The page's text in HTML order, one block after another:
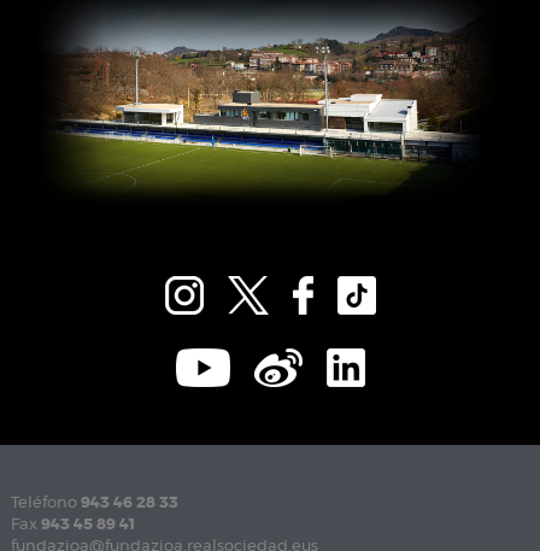
Teléfono 943 46 28 33
Fax 943 45 89 41
fundazioa@fundazioa.realsociedad.eus